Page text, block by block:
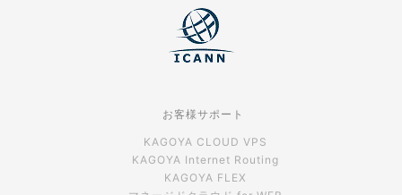
お客様サポート
KAGOYA CLOUD VPS
KAGOYA Internet Routing
KAGOYA FLEX